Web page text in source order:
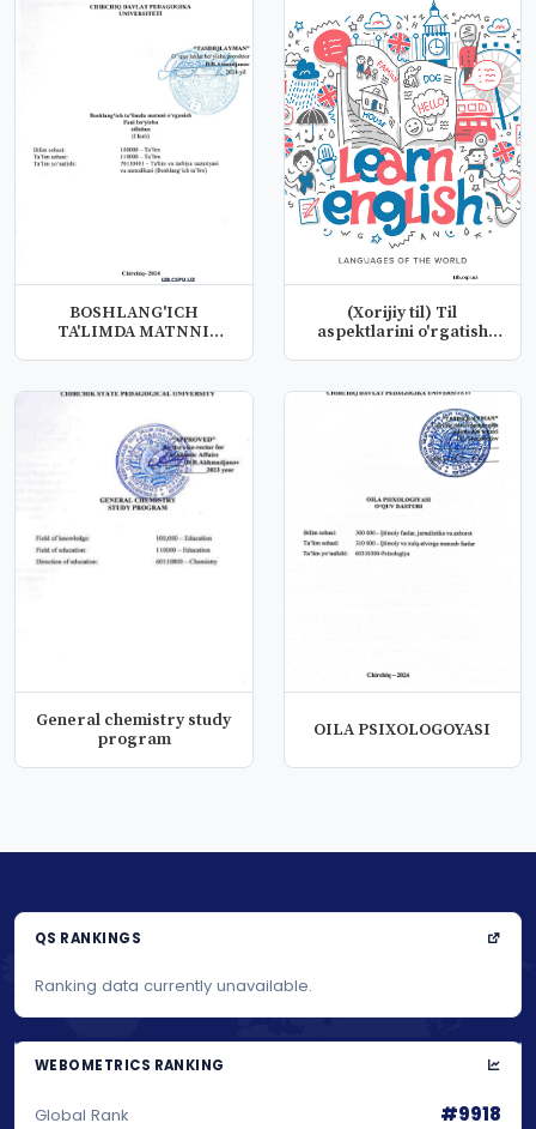
BOSHLANG'ICH
TA'LIMDA MATNNI
(Xorijiy til) Til
aspektlarini o'rgatish
General chemistry study
program
OILA PSIXOLOGOYASI
QS RANKINGS
Ranking data currently unavailable.
WEBOMETRICS RANKING
Global Rank #9918